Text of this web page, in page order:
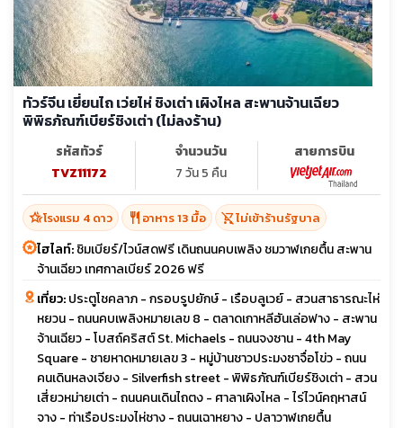
ทัวร์จีน เยี่ยนไถ เว่ยไห่ ชิงเต่า เผิงไหล สะพานจ้านเฉียว
พิพิธภัณฑ์เบียร์ชิงเต่า (ไม่ลงร้าน)
รหัสทัวร์
TVZ11172
จำนวนวัน
7 วัน 5 คืน
สายการบิน
hotel_classโรงแรม 4 ดาว restaurant อาหาร 13 มื้อ shopping_cart_offไม่เข้าร้านรัฐบาล
ไฮไลท์:ชิมเบียร์/ไวน์สดฟรี เดินถนนคบเพลิง ชมวาฬเกยตื้น สะพาน
จ้านเฉียว เทศกาลเบียร์ 2026 ฟรี
เที่ยว:ประตูโชคลาภ - กรอบรูปยักษ์ - เรือบลูเวย์ - สวนสาธารณะไห่
หยวน - ถนนคบเพลิงหมายเลข 8 - ตลาดเกาหลีฮันเล่อฟาง - สะพาน
จ้านเฉียว - โบสถ์คริสต์ St. Michaels - ถนนจงซาน - 4th May
Square - ชายหาดหมายเลข 3 - หมู่บ้านชาวประมงซาจื่อโข่ว - ถนน
คนเดินหลงเจียง - Silverfish street - พิพิธภัณฑ์เบียร์ชิงเต่า - สวน
เสี่ยวหม่ายเต่า - ถนนคนเดินไถตง - ศาลาเผิงไหล - ไร่ไวน์คฤหาสน์
จาง - ท่าเรือประมงไห่ชาง - ถนนเฉาหยาง - ปลาวาฬเกยตื้น